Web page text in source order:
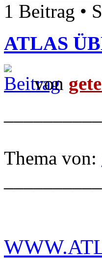
1 Beitrag •
ATLAS
von
Thema von: